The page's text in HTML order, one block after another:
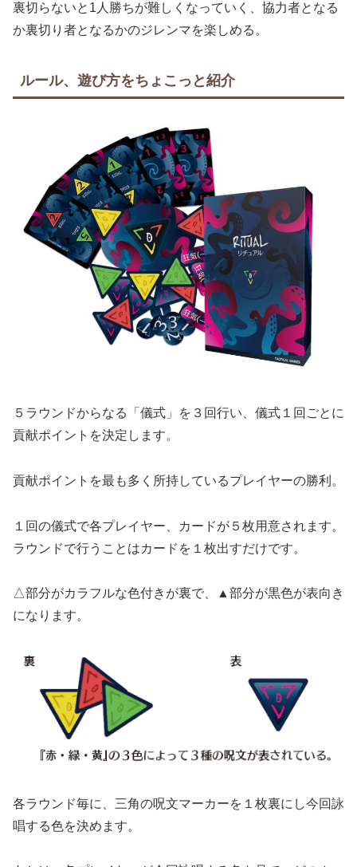
裏切らないと1人勝ちが難しくなっていく、協力者となる
か裏切り者となるかのジレンマを楽しめる。
ルール、遊び方をちょこっと紹介
５ラウンドからなる「儀式」を３回行い、儀式１回ごとに
貢献ポイントを決定します。
貢献ポイントを最も多く所持しているプレイヤーの勝利。
１回の儀式で各プレイヤー、カードが５枚用意されます。
ラウンドで行うことはカードを１枚出すだけです。
△部分がカラフルな色付きが裏で、▲部分が黒色が表向き
になります。
各ラウンド毎に、三角の呪文マーカーを１枚裏にし今回詠
唱する色を決めます。